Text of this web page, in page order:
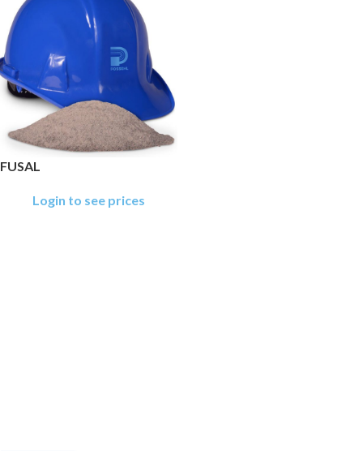
FUSAL
Login to see prices